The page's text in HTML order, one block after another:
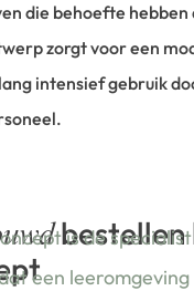
die behoefte
zorgt voor een
intensief gebruik
bestellen
is de
een